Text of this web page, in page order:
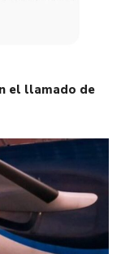
el llamado de